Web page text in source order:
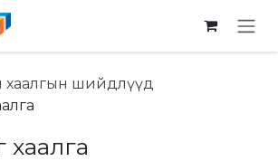
хаалгын шийдлүүд
хаалга